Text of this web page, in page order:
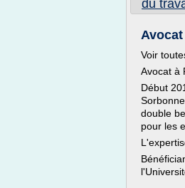
du
Voir
Avocat à
Début
double
pour les